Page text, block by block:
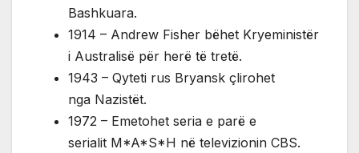
Bashkuara.
1914 – Andrew Fisher bëhet Kryeministër
i Australisë për herë të tretë.
1943 – Qyteti rus Bryansk çlirohet
nga Nazistët.
1972 – Emetohet seria e parë e
serialit M*A*S*H në televizionin CBS.